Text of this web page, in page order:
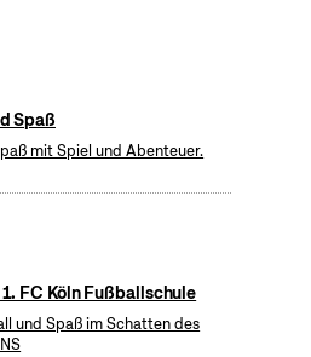
Spaß
mit Spiel und Abenteuer.
FC Köln Fußballschule
und Spaß im Schatten des